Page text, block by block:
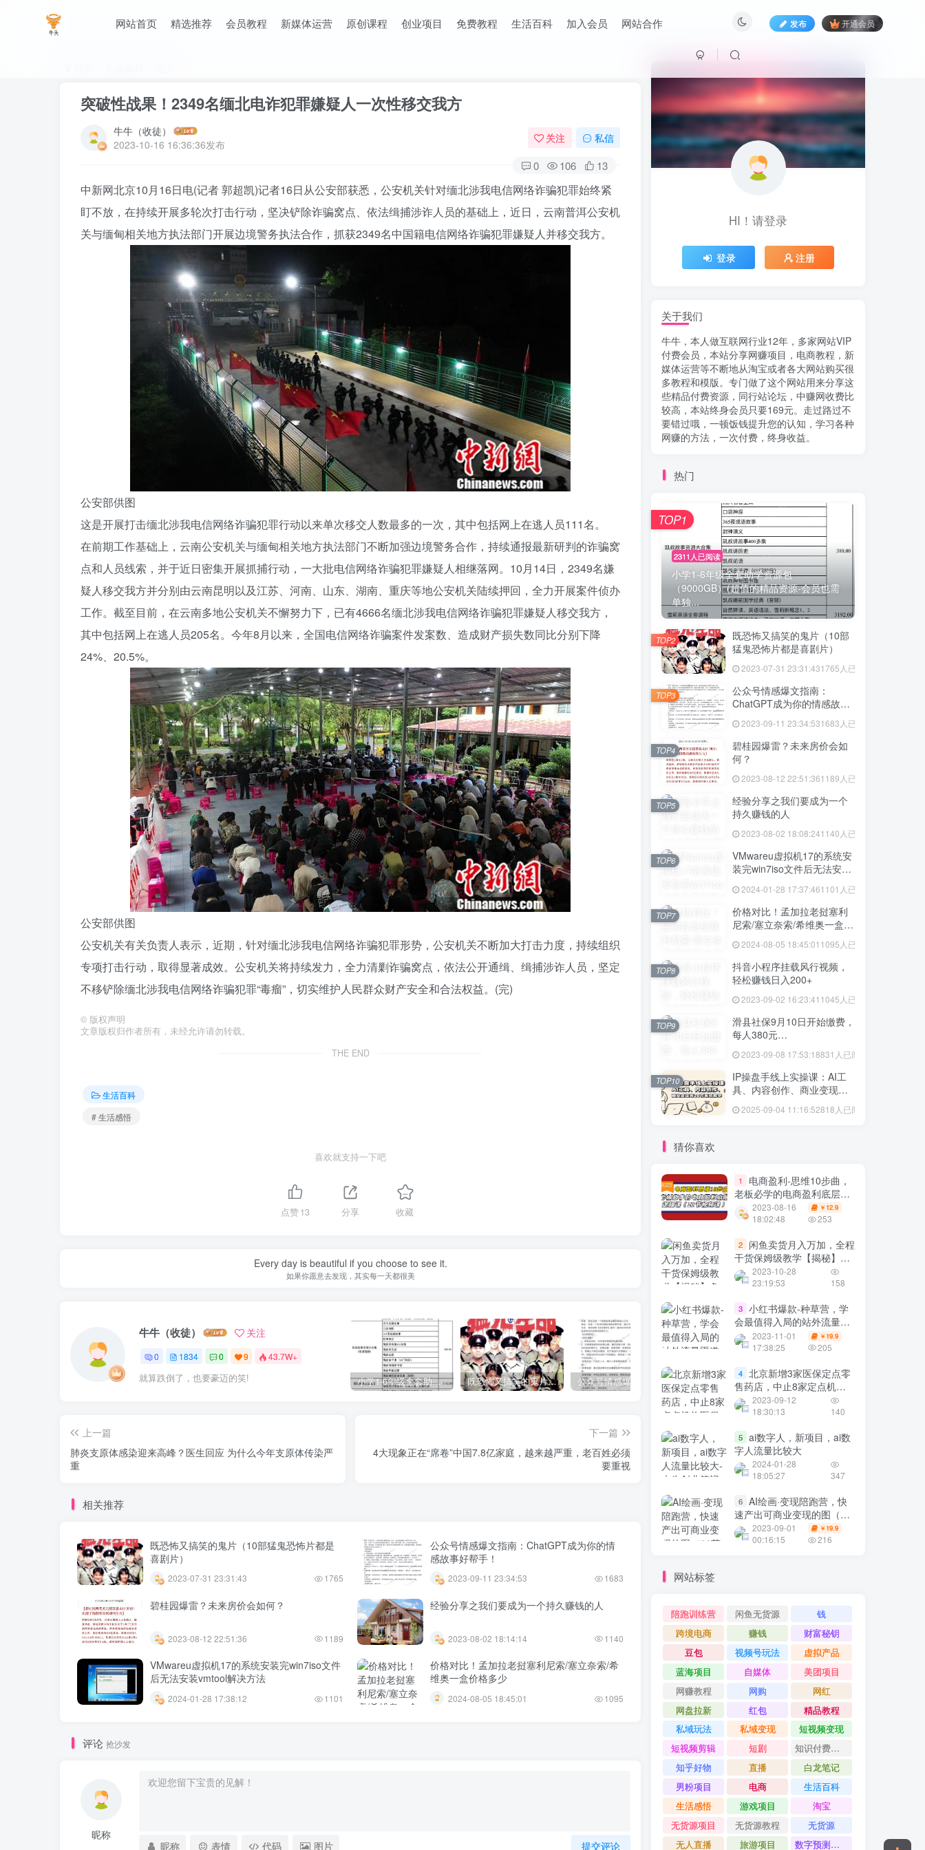
网站首页 精选推荐 会员教程 新媒体运营 原创课程 创业项目 免费教程 生活百科 加入会员 网站合作 发布 开通会员
突破性战果！2349名缅北电诈犯罪嫌疑人一次性移交我方
牛牛（收徒）
2023-10-16 16:36:36发布
关注 私信
0 106 13
中新网北京10月16日电(记者 郭超凯)记者16日从公安部获悉，公安机关针对缅北涉我电信网络诈骗犯罪始终紧
盯不放，在持续开展多轮次打击行动，坚决铲除诈骗窝点、依法缉捕涉诈人员的基础上，近日，云南普洱公安机
关与缅甸相关地方执法部门开展边境警务执法合作，抓获2349名中国籍电信网络诈骗犯罪嫌疑人并移交我方。
公安部供图
这是开展打击缅北涉我电信网络诈骗犯罪行动以来单次移交人数最多的一次，其中包括网上在逃人员111名。
在前期工作基础上，云南公安机关与缅甸相关地方执法部门不断加强边境警务合作，持续通报最新研判的诈骗窝
点和人员线索，并于近日密集开展抓捕行动，一大批电信网络诈骗犯罪嫌疑人相继落网。10月14日，2349名嫌
疑人移交我方并分别由云南昆明以及江苏、河南、山东、湖南、重庆等地公安机关陆续押回，全力开展案件侦办
工作。截至目前，在云南多地公安机关不懈努力下，已有4666名缅北涉我电信网络诈骗犯罪嫌疑人移交我方，
其中包括网上在逃人员205名。今年8月以来，全国电信网络诈骗案件发案数、造成财产损失数同比分别下降
24%、20.5%。
公安部供图
公安机关有关负责人表示，近期，针对缅北涉我电信网络诈骗犯罪形势，公安机关不断加大打击力度，持续组织
专项打击行动，取得显著成效。公安机关将持续发力，全力清剿诈骗窝点，依法公开通缉、缉捕涉诈人员，坚定
不移铲除缅北涉我电信网络诈骗犯罪“毒瘤”，切实维护人民群众财产安全和合法权益。(完)
© 版权声明
文章版权归作者所有，未经允许请勿转载。
THE END
生活百科
# 生活感悟
喜欢就支持一下吧
点赞13 分享 收藏
Every day is beautiful if you choose to see it.
如果你愿意去发现，其实每一天都很美
牛牛（收徒） 关注
0 1834 0 9 43.7W+
就算跌倒了，也要豪迈的笑! 小学1-6年级全套助学资源包（9000GB）(超值的精品资源-会员也需单独购买哦) 既恐怖又搞笑的鬼片（10部猛鬼恐怖片都是喜剧片） 公众号情感爆文指南：ChatGPT成为你的情感故事好帮手！ 碧桂园爆雷？未来房价会如何？
上一篇
肺炎支原体感染迎来高峰？医生回应 为什么今年支原体传染严
重
下一篇
4大现象正在“席卷”中国7.8亿家庭，越来越严重，老百姓必须
要重视
相关推荐
既恐怖又搞笑的鬼片（10部猛鬼恐怖片都是
喜剧片）
2023-07-31 23:31:43 1765
公众号情感爆文指南：ChatGPT成为你的情
感故事好帮手！
2023-09-11 23:34:53 1683
碧桂园爆雷？未来房价会如何？
2023-08-12 22:51:36 1189
经验分享之我们要成为一个持久赚钱的人
2023-08-02 18:14:14 1140
VMwareu虚拟机17的系统安装完win7iso文件
后无法安装vmtool解决方法
2024-01-28 17:38:12 1101
价格对比！孟加拉老挝塞利尼索/塞立奈索/希
维奥一盒价格多少
2024-08-05 18:45:01 1095
评论 抢沙发
昵称
提交评论
昵称 表情 代码 图片
HI！请登录
登录 注册
HI！请登录
登录 注册
关于我们
牛牛，本人做互联网行业12年，多家网站VIP
付费会员，本站分享网赚项目，电商教程，新
媒体运营等不断地从淘宝或者各大网站购买很
多教程和模版。专门做了这个网站用来分享这
些精品付费资源，同行站论坛，中赚网收费比
较高，本站终身会员只要169元。走过路过不
要错过哦，一顿饭钱提升您的认知，学习各种
网赚的方法，一次付费，终身收益。
热门
2311人已阅读
小学1-6年级全套助学资源包
（9000GB）(超值的精品资源-会员也需
单独...
TOP1
既恐怖又搞笑的鬼片（10部
猛鬼恐怖片都是喜剧片）
2023-07-31 23:31:431765人已阅读
TOP2
公众号情感爆文指南：
ChatGPT成为你的情感故事
好帮手！
2023-09-11 23:34:531683人已阅读
TOP3
碧桂园爆雷？未来房价会如
何？
2023-08-12 22:51:361189人已阅读
TOP4
经验分享之我们要成为一个
持久赚钱的人
2023-08-02 18:08:241140人已阅读
TOP5
VMwareu虚拟机17的系统安
装完win7iso文件后无法安装
2024-01-28 17:37:461101人已阅读
TOP6
价格对比！孟加拉老挝塞利
尼索/塞立奈索/希维奥一盒价
2024-08-05 18:45:01 1095人已阅读
TOP7
抖音小程序挂载风行视频，
轻松赚钱日入200+
2023-09-02 16:23:41 1045人已阅读
TOP8
滑县社保9月10日开始缴费，
每人380元…
2023-09-08 17:53:18831人已阅读
TOP9
IP操盘手线上实操课：AI工
具、内容创作、商业变现等
2025-09-04 11:16:52818人已阅读
TOP10
猜你喜欢
1
电商盈利-思维10步曲，
老板必学的电商盈利底层逻
辑课（21节视频课）
2023-08-16
18:02:48
￥ 12.9
253
2
闲鱼卖货月入万加，全程
干货保姆级教学【揭秘】免
费福利2023-10-28
23:19:53
158
3 小红书爆款-种草营，学
会最值得入局的站外流量渠
道（22节课）
2023-11-01
17:38:25
￥ 19.9
205
4 北京新增3家医保定点零
售药店，中止8家定点机构
医保服务
2023-09-12
18:30:13
140
5 ai数字人，新项目，ai数
字人流量比较大
2024-01-28
18:05:27
347
6 AI绘画·变现陪跑营，快
速产出可商业变现的图（11
节课）2023-09-01
00:16:15
￥ 19.9
216
网站标签
陪跑训练营 闲鱼无货源
钱
跨境电商
赚钱
财富秘钥
豆包
视频号玩法
虚拟产品
蓝海项目
自媒体
美团项目
网赚教程
网购
网红
网盘拉新
红包
精品教程
私域玩法
私域变现
短视频变现
短视频剪辑
短剧
知识付费项目
知乎好物
直播
白龙笔记
男粉项目
电商
生活百科
生活感悟
游戏项目
淘宝
无货源项目
无货源教程
无货源
无人直播
旅游项目 数字预测大师